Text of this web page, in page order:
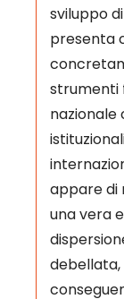
sviluppo
presenta
strumenti
appare
una vera